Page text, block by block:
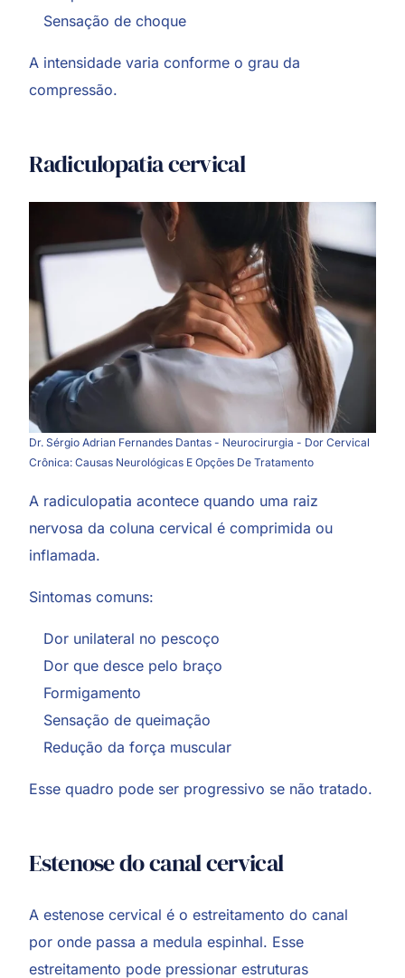
Sensação de choque
A intensidade varia conforme o grau da
compressão.
Radiculopatia cervical
Dr. Sérgio Adrian Fernandes Dantas - Neurocirurgia - Dor Cervical
Crônica: Causas Neurológicas E Opções De Tratamento
A radiculopatia acontece quando uma raiz
nervosa da coluna cervical é comprimida ou
inflamada.
Sintomas comuns:
Dor unilateral no pescoço
Dor que desce pelo braço
Formigamento
Sensação de queimação
Redução da força muscular
Esse quadro pode ser progressivo se não tratado.
Estenose do canal cervical
A estenose cervical é o estreitamento do canal
por onde passa a medula espinhal. Esse
estreitamento pode pressionar estruturas